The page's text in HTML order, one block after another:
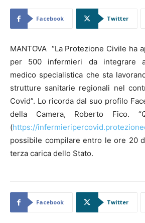
Facebook Twitter
MANTOVA “La Protezione Civile ha
per 500 infermieri da integrare
medico specialistica che sta
strutture sanitarie regionali nel
Covid”. Lo ricorda dal suo profilo
della Camera, Roberto Fico.
(https://
possibile compilare entro le ore 20
terza carica dello Stato.
Facebook Twitter